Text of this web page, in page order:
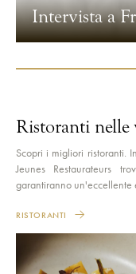
Intervista a
Ristoranti nelle
Scopri i migliori ristoranti.
Jeunes Restaurateurs
garantiranno un'eccellente
RISTORANTI